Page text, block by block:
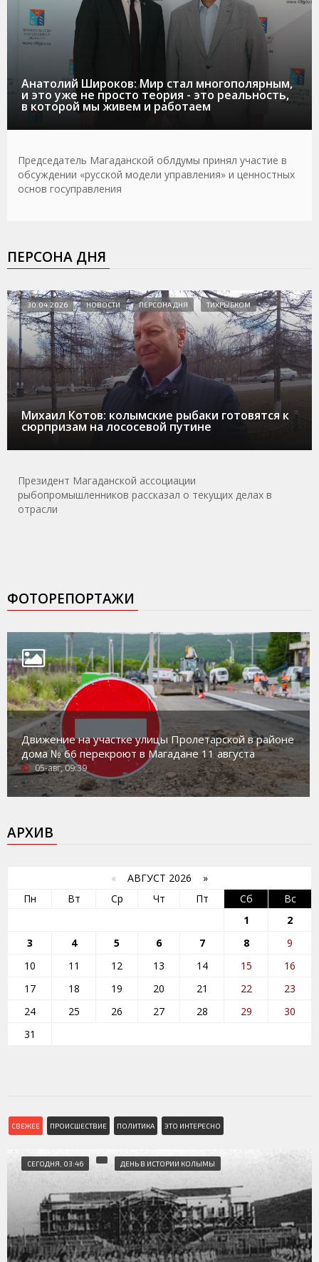
Анатолий Широков: Мир стал многополярным,
и это уже не просто теория - это реальность,
в которой мы живем и работаем
Председатель Магаданской облдумы принял участие в
обсуждении «русской модели управления» и ценностных
основ госуправления
ПЕРСОНА ДНЯ
Михаил Котов: колымские рыбаки готовятся к
сюрпризам на лососевой путине
30.04.2026 НОВОСТИ ПЕРСОНА ДНЯ ТИХРЫБКОМ
Президент Магаданской ассоциации
рыбопромышленников рассказал о текущих делах в
отрасли
ФОТОРЕПОРТАЖИ
Движение на участке улицы Пролетарской в районе
дома № 66 перекроют в Магадане 11 августа
05-авг, 09:39
АРХИВ
« АВГУСТ 2026 »
Пн
Вт Ср Чт Пт Сб
Вс
1
2
3
4 5 6 7 8
9
10
11 12 13 14 15
16
17
18 19 20 21 22
23
24
25 26 27 28 29
30
31
СВЕЖЕЕ ПРОИСШЕСТВИЕ ПОЛИТИКА ЭТО ИНТЕРЕСНО
СЕГОДНЯ, 03:46 ДЕНЬ В ИСТОРИИ КОЛЫМЫ